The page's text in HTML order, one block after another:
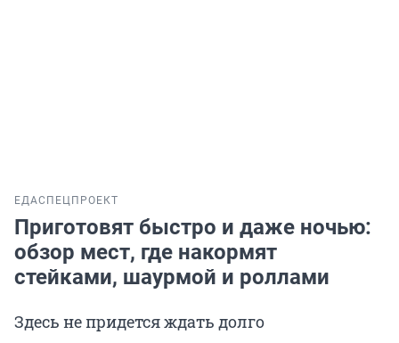
ЕДАСПЕЦПРОЕКТ
Приготовят быстро и даже ночью:
обзор мест, где накормят
стейками, шаурмой и роллами
Здесь не придется ждать долго